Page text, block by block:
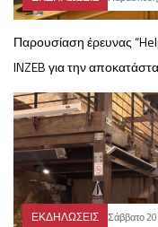
Παρουσίαση έρευνας
INZEB για την
ΕΚΔΗΛΩΣΕΙΣ Σάββατο